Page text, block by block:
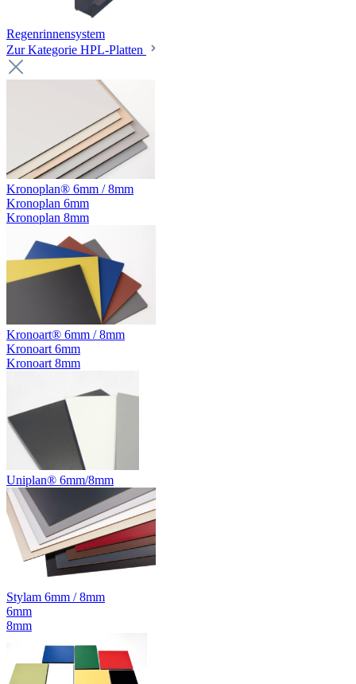
Regenrinnensystem
Zur Kategorie HPL-Platten
Kronoplan® 6mm / 8mm
Kronoplan 6mm
Kronoplan 8mm
Kronoart® 6mm / 8mm
Kronoart 6mm
Kronoart 8mm
Uniplan® 6mm/8mm
Stylam 6mm / 8mm
6mm
8mm